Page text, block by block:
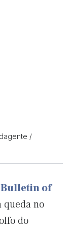
/
Bulletin of
queda no
do